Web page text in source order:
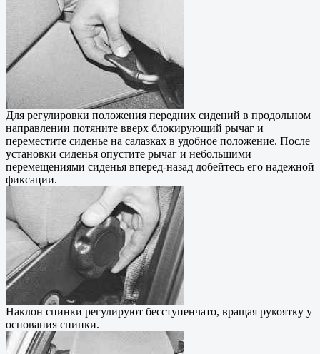
Для регулировки положения передних сидений в продольном
направлении потяните вверх блокирующий рычаг и
переместите сиденье на салазках в удобное положение. После
установки сиденья опустите рычаг и небольшими
перемещениями сиденья вперед-назад добейтесь его надежной
фиксации.
Наклон спинки регулируют бесступенчато, вращая рукоятку у
основания спинки.